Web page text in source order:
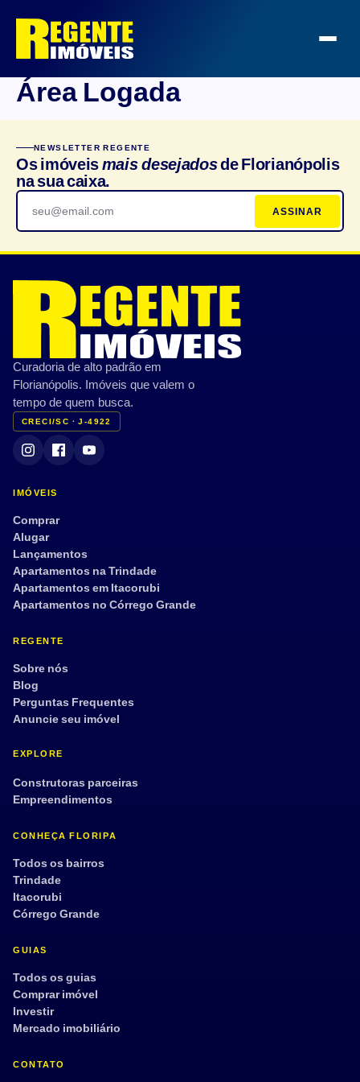
Área Logada
NEWSLETTER REGENTE
Os imóveismais desejadosde Florianópolis
na sua caixa.
ASSINAR
Curadoria de alto padrão em
Florianópolis. Imóveis que valem o
tempo de quem busca.
CRECI/SC · J-4922
IMÓVEIS
Comprar
Alugar
Lançamentos
Apartamentos na Trindade
Apartamentos em Itacorubi
Apartamentos no Córrego Grande
REGENTE
Sobre nós
Blog
Perguntas Frequentes
Anuncie seu imóvel
EXPLORE
Construtoras parceiras
Empreendimentos
CONHEÇA FLORIPA
Todos os bairros
Trindade
Itacorubi
Córrego Grande
GUIAS
Todos os guias
Comprar imóvel
Investir
Mercado imobiliário
CONTATO